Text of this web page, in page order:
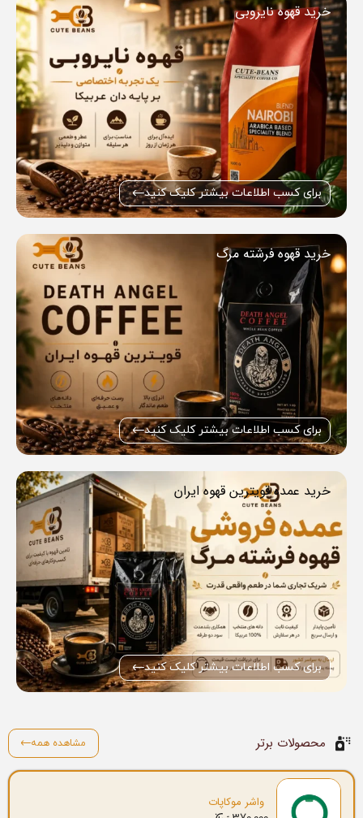
خرید قهوه نایروبی
برای کسب اطلاعات بیشتر کلیک کنید
خرید قهوه فرشته مرگ
برای کسب اطلاعات بیشتر کلیک کنید
خرید عمده قویترین قهوه ایران
برای کسب اطلاعات بیشتر کلیک کنید
محصولات برتر مشاهده همه
واشر موکاپات